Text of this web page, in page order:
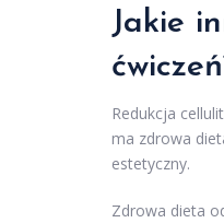
Jakie
Redukcja
ma zdrowa
estetyczny.
Zdrowa dieta